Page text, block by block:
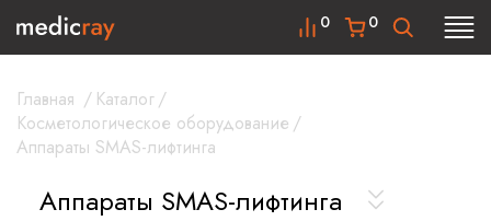
0
0
Главная / Каталог/
Косметологическое оборудование /
Аппараты SMAS-лифтинга
Аппараты SMAS-лифтинга